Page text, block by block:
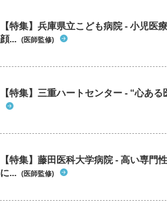
【特集】兵庫県立こども病院 - 小児医
顔... (医師監修)
【特集】三重ハートセンター - “心あ
【特集】藤田医科大学病院 - 高い専門
に... (医師監修)